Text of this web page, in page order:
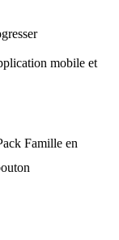
mobile et
Famille en